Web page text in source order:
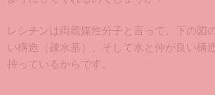
レシチンは両親媒性分子と言って、下の図
い構造（疎水基）、そして水と仲が良い構
持っているからです。